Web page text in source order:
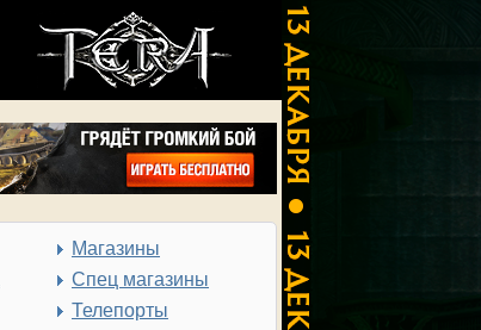
Магазины
Спец магазины
Телепорты